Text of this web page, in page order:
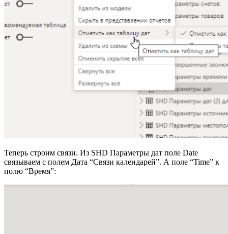
Теперь строим связи. Из SHD Параметры дат поле Date
связываем с полем Дата “Связи календарей”. А поле “Time” к
полю “Время”: